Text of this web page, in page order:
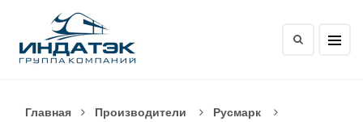
Главная Производители
Русмарк